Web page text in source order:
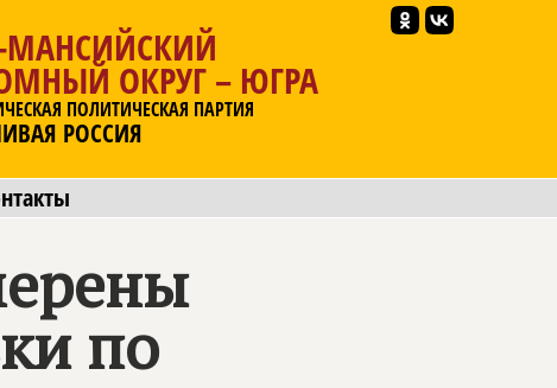
МАНСИЙСКИЙ
ОКРУГ – ЮГРА
ПОЛИТИЧЕСКАЯ ПАРТИЯ
РОССИЯ
по